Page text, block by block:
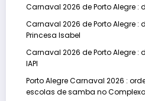
Carnaval 2026 de Porto Alegre :
Carnaval 2026 de Porto Alegre :
Princesa Isabel
Carnaval 2026 de Porto Alegre
IAPI
Porto Alegre Carnaval 2026 :
escolas de samba no